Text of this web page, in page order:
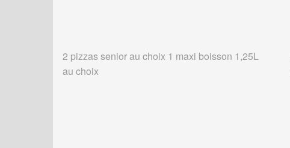
2 pizzas senior au choix 1 maxi boisson 1,25L
au choix